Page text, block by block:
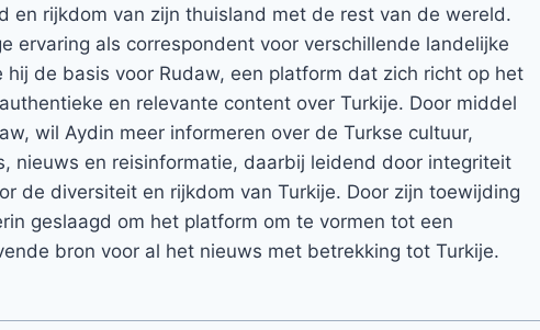
en rijkdom van zijn thuisland met de rest van de wereld.
ervaring als correspondent voor verschillende landelijke
hij de basis voor Rudaw, een platform dat zich richt op het
en relevante content over Turkije. Door middel
wil Aydin meer informeren over de Turkse cultuur,
nieuws en reisinformatie, daarbij leidend door integriteit
de diversiteit en rijkdom van Turkije. Door zijn toewijding
geslaagd om het platform om te vormen tot een
bron voor al het nieuws met betrekking tot Turkije.